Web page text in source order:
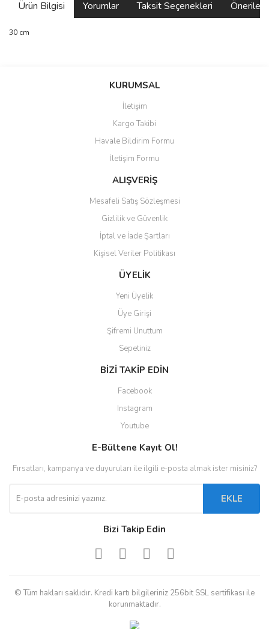
Ürün Bilgisi Yorumlar Taksit Seçenekleri
30 cm
Bu ürüne ilk yorumu siz yapın!
Ürün resmi kalitesiz, bozuk veya görüntülenemiyor.
Ürün açıklamasında eksik bilgiler bulunuyor.
Ürün bilgilerinde hatalar bulunuyor.
Ürün fiyatı diğer sitelerden daha pahalı.
Gönder
KURUMSAL
İletişim
Kargo Takibi
Havale Bildirim Formu
İletişim Formu
ALIŞVERİŞ
Mesafeli Satış Sözleşmesi
Gizlilik ve Güvenlik
İptal ve İade Şartları
Kişisel Veriler Politikası
ÜYELİK
Yeni Üyelik
Üye Girişi
Şifremi Unuttum
Sepetiniz
BİZİ TAKİP EDİN
Facebook
Instagram
Youtube
E-Bültene Kayıt Ol!
Fırsatları, kampanya ve duyuruları ile ilgili e-posta almak ister misiniz?
EKLE
Bizi Takip Edin
© Tüm hakları saklıdır. Kredi kartı bilgileriniz 256bit SSL sertifikası ile
korunmaktadır.